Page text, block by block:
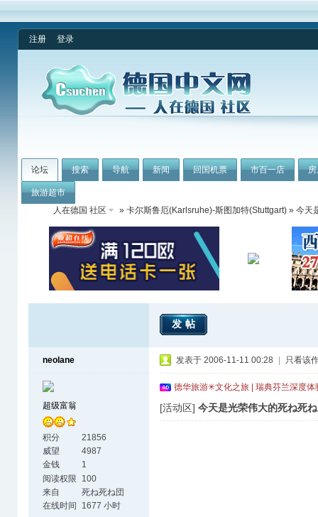
注册 登录
论坛 搜索 导航 新闻 回国机票 市百一店
旅游超市
人在德国 社区
» 卡尔斯鲁厄(Karlsruhe)-斯图加特(Stuttgart) » 今天
发帖
neolane
超级富翁
积分
21856
威望
4987
金钱
1
阅读权限
100
来自
死ね死ね団
在线时间
1677 小时
发表于 2006-11-11 00:28 只看该
德华旅游✳文化之旅 | 瑞典芬兰深度
[活动区] 今天是光荣伟大的死ね死